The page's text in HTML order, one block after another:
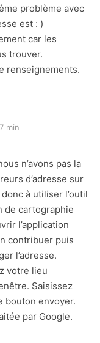
problème avec
est : )
car les
trouver.
renseignements.
min
n’avons pas la
d’adresse sur
à utiliser l’outil
de cartographie
l’application
contribuer puis
l’adresse.
votre lieu
Saisissez
bouton envoyer.
par Google.